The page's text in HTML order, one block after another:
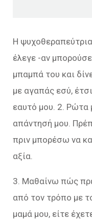
Η
έλεγε -αν
μπαμπά του και
με αγαπάς εσύ,
εαυτό μου. 2. Ρώτα
απάντησή μου.
πριν μπορέσω να
αξία.
3. Μαθαίνω πώς
από τον τρόπο με
μαμά μου, είτε